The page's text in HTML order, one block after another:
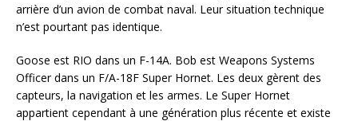
arrière d’un avion de combat naval. Leur situation technique
n’est pourtant pas identique.
Goose est RIO dans un F-14A. Bob est Weapons Systems
Officer dans un F/A-18F Super Hornet. Les deux gèrent des
capteurs, la navigation et les armes. Le Super Hornet
appartient cependant à une génération plus récente et existe